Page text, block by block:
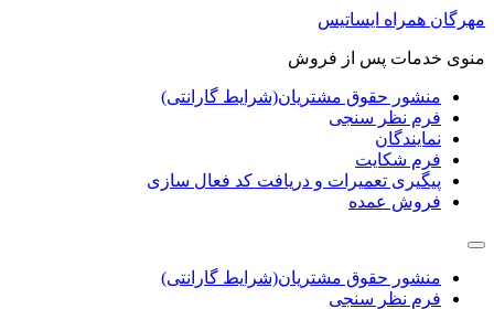
پرش
محتوا
مهرگان همراه ایساتیس
منوی خدمات پس از فروش
منشور حقوق مشتریان(شرایط گارانتی)
فرم نظر سنجی
نمایندگان
فرم شکایت
پیگیری تعمیرات و دریافت کد فعال سازی
فروش عمده
منشور حقوق مشتریان(شرایط گارانتی)
فرم نظر سنجی